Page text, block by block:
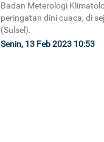
Badan Meterologi
peringatan dini cuaca, di
(Sulsel).
Senin, 13 Feb 2023 10:53